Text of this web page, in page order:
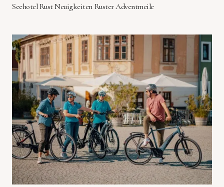
Seehotel Rust Neuigkeiten Ruster Adventmeile